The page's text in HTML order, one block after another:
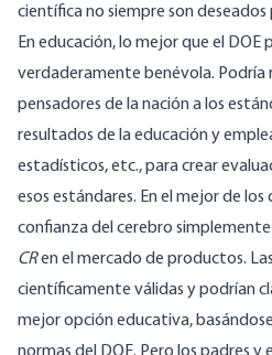
científica no siempre son deseados
En educación, lo mejor que el DOE
verdaderamente benévola. Podría
pensadores de la nación a los
resultados de la educación y
estadísticos, etc., para crear
esos estándares. En el mejor de
confianza del cerebro
CRen el mercado de productos.
científicamente válidas y podrían
mejor opción educativa,